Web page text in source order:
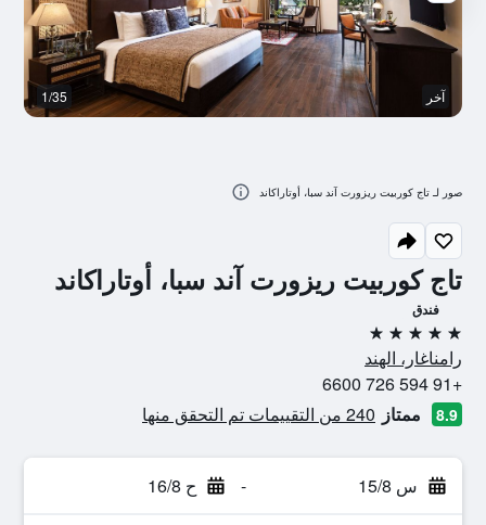
تاج كوربيت ريزورت آند سبا، أوتاراكاند
فندق
5 نجوم
رامناغار، الهند
+91 594 726 6600
8.9 ممتاز 240 من التقييمات تم التحقق منها
س 15/8 - ح 16/8
آخر 1/35
صور لـ تاج كوربيت ريزورت آند سبا، أوتاراكاند